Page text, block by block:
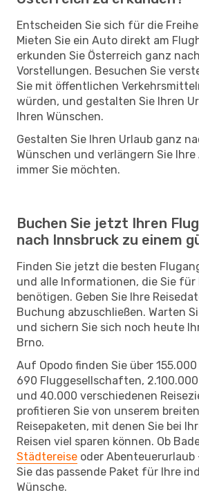
Entscheiden Sie sich für die
Mieten Sie ein Auto direkt am
erkunden Sie Österreich ganz
Vorstellungen. Besuchen Sie
Sie mit öffentlichen
würden, und gestalten Sie Ihren
Ihren Wünschen.
Gestalten Sie Ihren Urlaub ganz
Wünschen und verlängern Sie
immer Sie möchten.
Buchen Sie jetzt Ihren
nach Innsbruck zu einem
Finden Sie jetzt die besten
und alle Informationen, die Sie für
benötigen. Geben Sie Ihre
Buchung abzuschließen. Warten
und sichern Sie sich noch heute
Brno.
Auf Opodo finden Sie über
690 Fluggesellschaften,
und 40.000 verschiedenen
profitieren Sie von unserem
Reisepaketen, mit denen Sie bei
Reisen viel sparen können. Ob
Städtereise oder Abenteuerurlaub
Sie das passende Paket für Ihre
Wünsche.